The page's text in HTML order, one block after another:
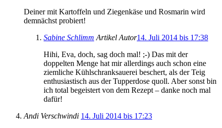
Deiner mit Kartoffeln und Ziegenkäse und Rosmarin wird
demnächst probiert!
Sabine Schlimm Artikel Autor14. Juli 2014 bis 17:38
Hihi, Eva, doch, sag doch mal! ;-) Das mit der
doppelten Menge hat mir allerdings auch schon eine
ziemliche Kühlschranksauerei beschert, als der Teig
enthusiastisch aus der Tupperdose quoll. Aber sonst bin
ich total begeistert von dem Rezept – danke noch mal
dafür!
Andi Verschwindi 14. Juli 2014 bis 17:23